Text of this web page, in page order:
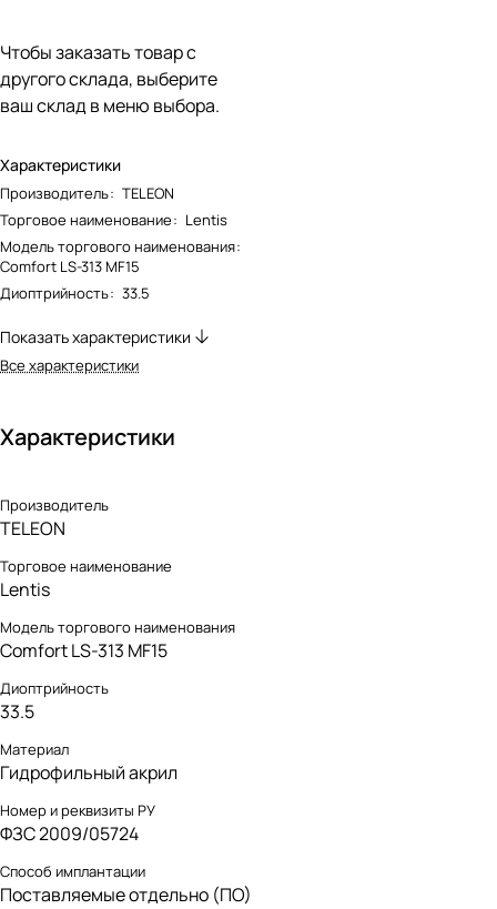
Чтобы заказать товар с
другого склада, выберите
ваш склад в меню выбора.
Характеристики
Производитель: TELEON
Торговое наименование: Lentis
Модель торгового наименования:
Comfort LS-313 MF15
Диоптрийность: 33.5
Показать характеристики
Все характеристики
Характеристики
Производитель
TELEON
Торговое наименование
Lentis
Модель торгового наименования
Comfort LS-313 MF15
Диоптрийность
33.5
Материал
Гидрофильный акрил
Номер и реквизиты РУ
ФЗС 2009/05724
Способ имплантации
Поставляемые отдельно (ПО)